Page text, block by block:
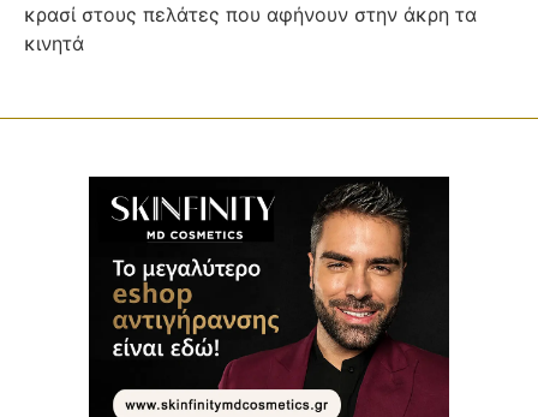
κρασί στους πελάτες που αφήνουν στην άκρη τα
κινητά